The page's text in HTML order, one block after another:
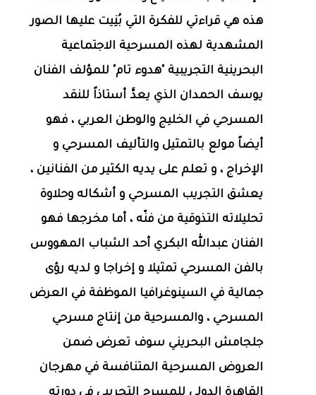
هذه هي قراءتي للفكرة التي بُنِيت عليها الصور
المشهدية لهذه المسرحية الاجتماعية
البحرينية التجريبية "هدوء تام" للمؤلف الفنان
يوسف الحمدان الذي يعدَّ أستاذاً للنقد
المسرحي في الخليج والوطن العربي ، فهو
أيضاً مولع بالتمثيل والتأليف المسرحي و
الإخراج ، و تعلم على يديه الكثير من الفنانين ،
يعشق التجريب المسرحي و أشكاله وحلاوة
تحليلاته التذوقية من فنّه ، أما مخرجها فهو
الفنان عبدالله البكري أحد الشباب المهووس
بالفن المسرحي تمثيلا و إخراجا و لديه رؤى
جمالية في السينوغرافيا الموظفة في العرض
المسرحي ، والمسرحية من إنتاج مسرحي
جلجامش البحريني سوف تعرض ضمن
العروض المسرحية المتنافسة في مهرجان